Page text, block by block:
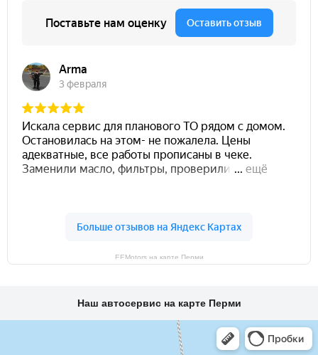
EEMotors на карте Перми
Наш автосервис на карте Перми